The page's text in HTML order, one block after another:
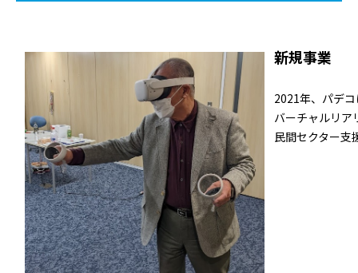
新規事業
2021年、パデ
バーチャルリア
⺠間セクター⽀